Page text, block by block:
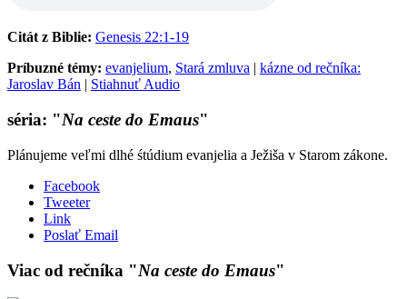
Citát z Biblie: Genesis 22:1-19
Príbuzné témy: evanjelium, Stará zmluva | kázne od rečníka:
Jaroslav Bán | Stiahnuť Audio
séria: "Na ceste do Emaus"
Plánujeme veľmi dlhé śtúdium evanjelia a Ježiša v Starom zákone.
Facebook
Tweeter
Link
Poslať Email
Viac od rečníka "Na ceste do Emaus"